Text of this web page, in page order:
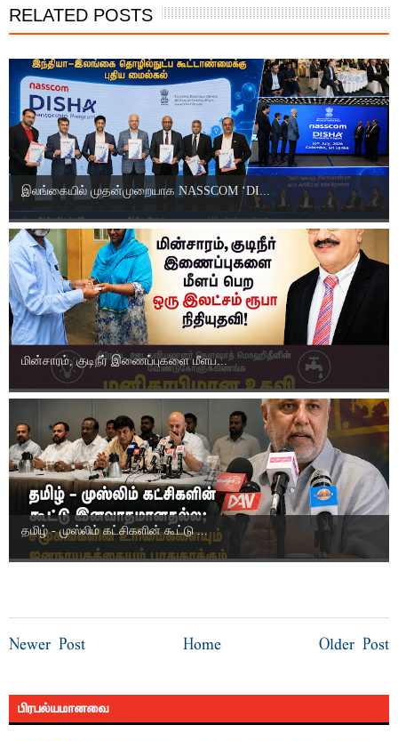
RELATED POSTS
இலங்கையில் முதன்முறையாக NASSCOM ‘DI...
மின்சாரம், குடிநீர் இணைப்புகளை மீளப...
தமிழ் - முஸ்லிம் கட்சிகளின் கூட்டு ...
Newer Post Older Post
Home
பிரபல்யமானவை